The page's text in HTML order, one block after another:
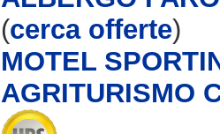
(cerca offerte)
MOTEL
AGRITURISMO